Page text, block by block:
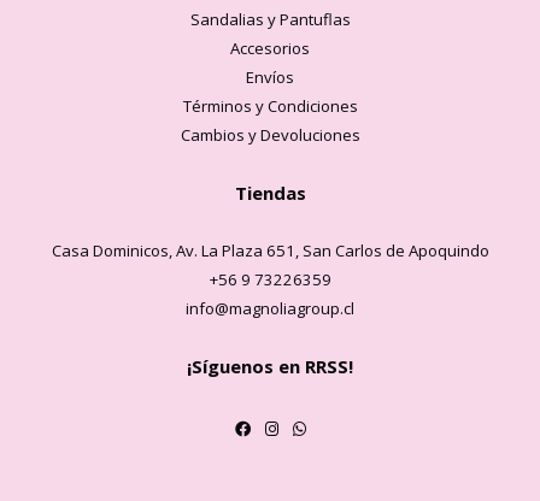
Sandalias y Pantuflas
Accesorios
Envíos
Términos y Condiciones
Cambios y Devoluciones
Tiendas
Casa Dominicos, Av. La Plaza 651, San Carlos de Apoquindo
+56 9 73226359
info@magnoliagroup.cl
¡Síguenos en RRSS!